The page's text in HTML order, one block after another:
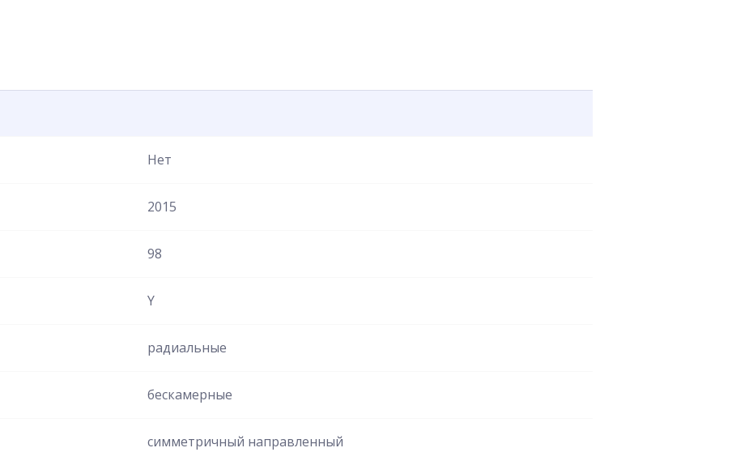
Нет
2015
98
Y
радиальные
бескамерные
симметричный направленный